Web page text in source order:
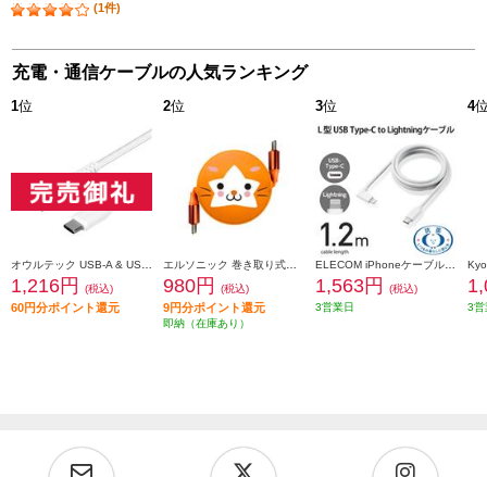
(1件)
充電・通信ケーブルの人気ランキング
1位
1,216円 (税込)
60円分ポイント還元
2位
980円 (税込)
9円分ポイント還元
即納（在庫あり）
3位
1,563円
(税込)
3営業日
4
3営